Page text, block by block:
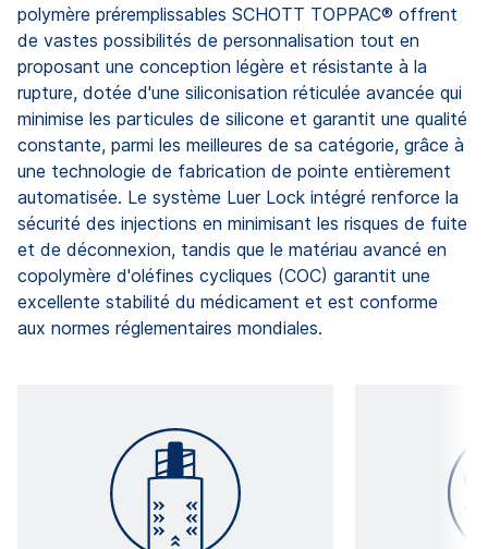
polymère préremplissables SCHOTT TOPPAC® offrent
de vastes possibilités de personnalisation tout en
proposant une conception légère et résistante à la
rupture, dotée d'une siliconisation réticulée avancée qui
minimise les particules de silicone et garantit une qualité
constante, parmi les meilleures de sa catégorie, grâce à
une technologie de fabrication de pointe entièrement
automatisée. Le système Luer Lock intégré renforce la
sécurité des injections en minimisant les risques de fuite
et de déconnexion, tandis que le matériau avancé en
copolymère d'oléfines cycliques (COC) garantit une
excellente stabilité du médicament et est conforme
aux normes réglementaires mondiales.